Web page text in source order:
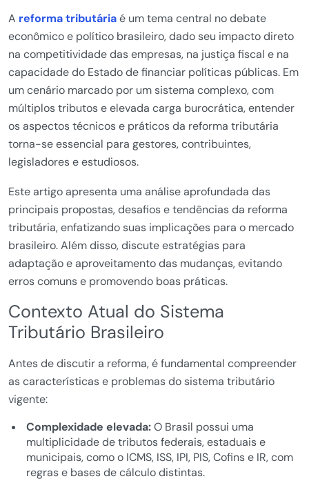
A reforma tributáriaé um tema central no debate
econômico e político brasileiro, dado seu impacto direto
na competitividade das empresas, na justiça fiscal e na
capacidade do Estado de financiar políticas públicas. Em
um cenário marcado por um sistema complexo, com
múltiplos tributos e elevada carga burocrática, entender
os aspectos técnicos e práticos da reforma tributária
torna-se essencial para gestores, contribuintes,
legisladores e estudiosos.
Este artigo apresenta uma análise aprofundada das
principais propostas, desafios e tendências da reforma
tributária, enfatizando suas implicações para o mercado
brasileiro. Além disso, discute estratégias para
adaptação e aproveitamento das mudanças, evitando
erros comuns e promovendo boas práticas.
Contexto Atual do Sistema
Tributário Brasileiro
Antes de discutir a reforma, é fundamental compreender
as características e problemas do sistema tributário
vigente:
Complexidade elevada:O Brasil possui uma
multiplicidade de tributos federais, estaduais e
municipais, como o ICMS, ISS, IPI, PIS, Cofins e IR, com
regras e bases de cálculo distintas.